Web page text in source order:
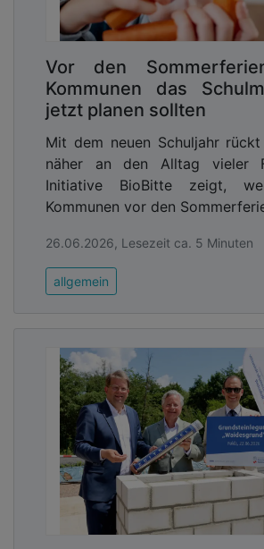
Vor den
Kommunen das
jetzt planen sollten
Mit dem neuen Schuljahr
näher an den Alltag vieler
Initiative BioBitte zeigt,
Kommunen vor den
26.06.2026, Lesezeit ca. 5 Minuten
allgemein